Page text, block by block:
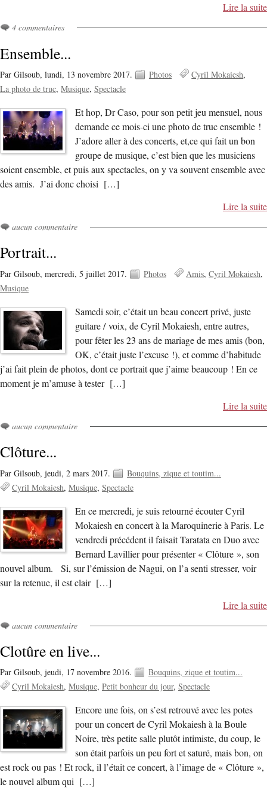
Lire la suite
4 commentaires
Ensemble...
Par Gilsoub, lundi, 13 novembre 2017. Photos
Cyril Mokaiesh
La photo de truc Musique Spectacle
Et hop, Dr Caso, pour son petit jeu mensuel, nous
demande ce mois-ci une photo de truc ensemble !
J’adore aller à des concerts, et,ce qui fait un bon
groupe de musique, c’est bien que les musiciens
soient ensemble, et puis aux spectacles, on y va souvent ensemble avec
des amis. J’ai donc choisi […]
Lire la suite
aucun commentaire
Portrait...
Par Gilsoub, mercredi, 5 juillet 2017. Photos Amis Cyril Mokaiesh
Musique
Samedi soir, c’était un beau concert privé, juste
guitare / voix, de Cyril Mokaiesh, entre autres,
pour fêter les 23 ans de mariage de mes amis (bon,
OK, c’était juste l’excuse !), et comme d’habitude
j’ai fait plein de photos, dont ce portrait que j’aime beaucoup ! En ce
moment je m’amuse à tester […]
Lire la suite
aucun commentaire
Clôture...
Par Gilsoub, jeudi, 2 mars 2017.
Bouquins, zique et toutim...
Cyril Mokaiesh Musique Spectacle
En ce mercredi, je suis retourné écouter Cyril
Mokaiesh en concert à la Maroquinerie à Paris. Le
vendredi précédent il faisait Taratata en Duo avec
Bernard Lavillier pour présenter « Clôture », son
nouvel album. Si, sur l’émission de Nagui, on l’a senti stresser, voir
sur la retenue, il est clair […]
Lire la suite
aucun commentaire
Clotûre en live...
Par Gilsoub, jeudi, 17 novembre 2016.
Bouquins, zique et toutim...
Cyril Mokaiesh Musique Petit bonheur du jour Spectacle
Encore une fois, on s’est retrouvé avec les potes
pour un concert de Cyril Mokaiesh à la Boule
Noire, très petite salle plutôt intimiste, du coup, le
son était parfois un peu fort et saturé, mais bon, on
est rock ou pas ! Et rock, il l’était ce concert, à l’image de « Clôture »,
le nouvel album qui […]